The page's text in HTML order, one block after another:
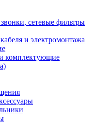
сетевые фильтры
и электромонтажа
комплектующие